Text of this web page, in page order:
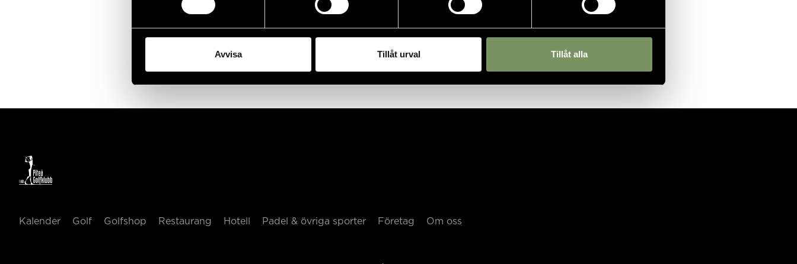
Avvisa Tillåt urval Tillåt alla
Kalender Golf Golfshop Restaurang Hotell Padel & övriga sporter Företag Om oss